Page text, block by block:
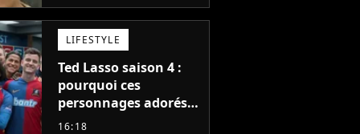
blockbuster
LIFESTYLE
Ted Lasso saison 4 :
pourquoi ces
personnages adorés
des fans ne sont pas
16:18